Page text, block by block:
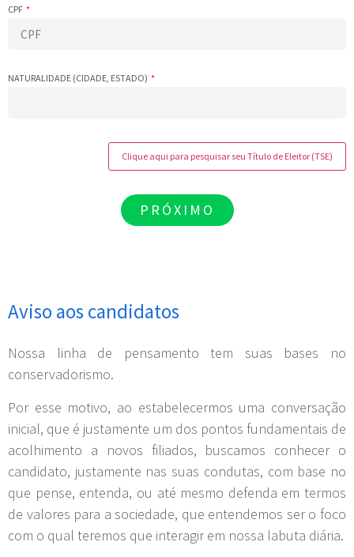
CPF
NATURALIDADE (CIDADE, ESTADO)
Clique aqui para pesquisar seu Título de Eleitor (TSE)
PRÓXIMO
Aviso aos candidatos
Nossa linha de pensamento tem suas bases no
conservadorismo.
Por esse motivo, ao estabelecermos uma conversação
inicial, que é justamente um dos pontos fundamentais de
acolhimento a novos filiados, buscamos conhecer o
candidato, justamente nas suas condutas, com base no
que pense, entenda, ou até mesmo defenda em termos
de valores para a sociedade, que entendemos ser o foco
com o qual teremos que interagir em nossa labuta diária.